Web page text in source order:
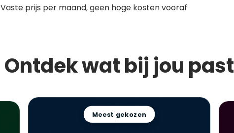
Vaste prijs per maand, geen hoge kosten vooraf
Ontdek wat bij jou past
Meest gekozen